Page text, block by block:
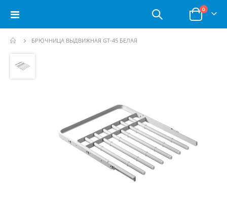
Toggle
Корзина
0позиции
БРЮЧНИЦА ВЫДВИЖНАЯ GT-45 БЕЛАЯ
перейти